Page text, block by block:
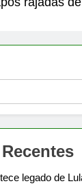
legado de